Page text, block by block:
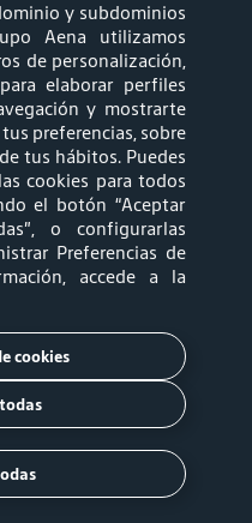
de privacidad
y
Aena Brasil
y subdominios
Aena utilizamos
de personalización,
elaborar perfiles
y mostrarte
preferencias, sobre
tus hábitos. Puedes
cookies para todos
el botón “Aceptar
o configurarlas
Preferencias de
accede a la
cookies